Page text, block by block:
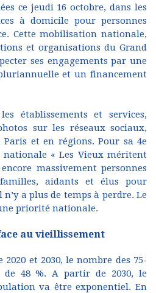
ce jeudi 16 octobre, dans les
à domicile pour personnes
Cette mobilisation nationale,
et organisations du Grand
ses engagements par une
et un financement
établissements et services,
sur les réseaux sociaux,
Paris et en régions. Pour sa 4e
« Les Vieux méritent
massivement personnes
familles, aidants et élus pour
a plus de temps à perdre. Le
priorité nationale.
au vieillissement
et 2030, le nombre des 75-
48 %. A partir de 2030, le
va être exponentiel. En